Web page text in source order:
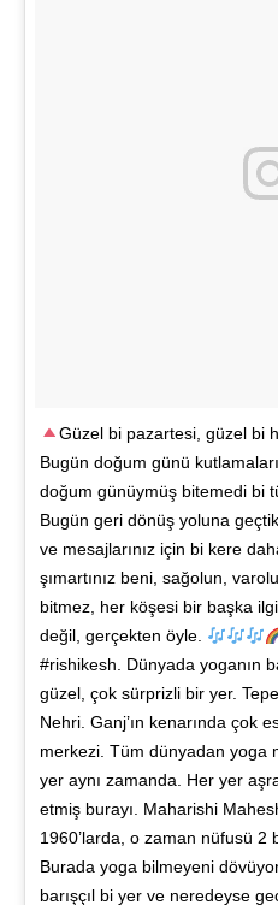
Güzel bi pazartesi, güzel bi
Bugün doğum günü
doğum günüymüş bitemedi bi
Bugün geri dönüş yoluna
ve mesajlarınız için bi kere
şımartınız beni, sağolun,
bitmez, her köşesi bir başka
değil, gerçekten öyle.
#rishikesh. Dünyada yoganın
güzel, çok sürprizli bir yer.
Nehri. Ganj’ın kenarında çok
merkezi. Tüm dünyadan yoga
yer aynı zamanda. Her yer
etmiş burayı. Maharishi
1960’larda, o zaman nüfusü 2
Burada yoga bilmeyeni
barışçıl bi yer ve neredeyse